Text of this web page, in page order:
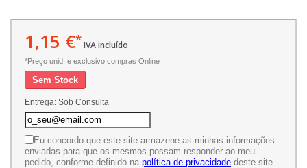
1,15 €*IVA incluído
*Preço unid. e exclusivo compras Online
Sem Stock
Entrega: Sob Consulta
Eu concordo que este site armazene as minhas informações
enviadas para que os mesmos possam responder ao meu
pedido, conforme definido na política de privacidade deste site.